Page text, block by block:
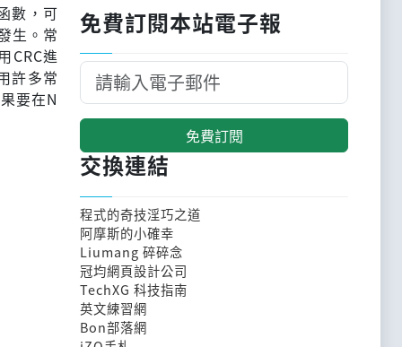
數，可
生。常
CRC進
許多常
要在N
免費訂閱本站電子報
免費訂閱
交換連結
程式的奇技淫巧之道
阿摩斯的小確幸
Liumang 碎碎念
冠均網頁設計公司
TechXG 科技指南
英文練習網
Bon部落網